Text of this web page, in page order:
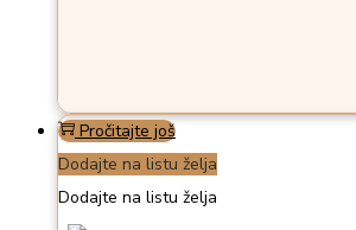
Pročitajte još
Dodajte na listu želja
Dodajte na listu želja